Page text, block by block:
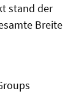
stand der
Breite